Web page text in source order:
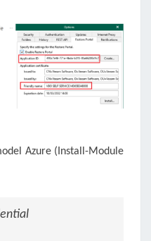
Azure (Install-Module